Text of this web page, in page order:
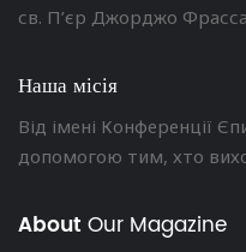
св. П’єр Джорджо
Наша місія
Від імені Конференції
допомогою тим, хто
About Our Magazine